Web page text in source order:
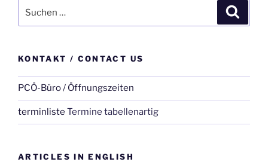
nach:
KONTAKT / CONTACT US
PCÖ-Büro / Öffnungszeiten
terminliste Termine tabellenartig
ARTICLES IN ENGLISH